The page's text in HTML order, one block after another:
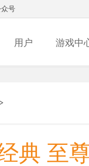
号
用户 游戏中
典 至